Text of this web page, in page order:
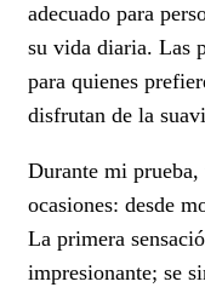
adecuado para
su vida diaria. Las
para quienes
disfrutan de la
Durante mi prueba,
ocasiones: desde
La primera
impresionante; se